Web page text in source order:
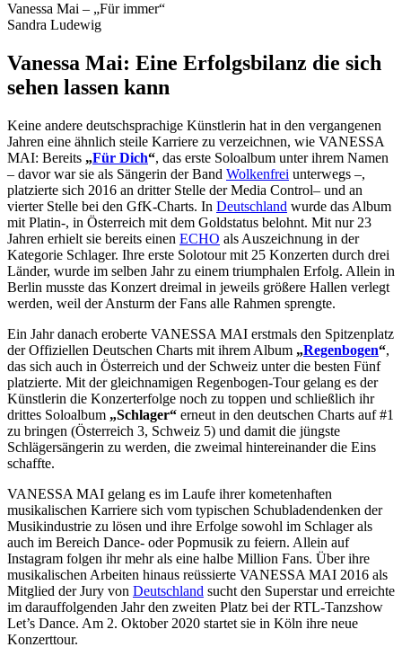
Vanessa Mai – „Für immer“
Sandra Ludewig
Vanessa Mai: Eine Erfolgsbilanz die sich
sehen lassen kann
Keine andere deutschsprachige Künstlerin hat in den vergangenen
Jahren eine ähnlich steile Karriere zu verzeichnen, wie VANESSA
MAI: Bereits „Für Dich“, das erste Soloalbum unter ihrem Namen
– davor war sie als Sängerin der Band Wolkenfrei unterwegs –,
platzierte sich 2016 an dritter Stelle der Media Control– und an
vierter Stelle bei den GfK-Charts. In Deutschland wurde das Album
mit Platin-, in Österreich mit dem Goldstatus belohnt. Mit nur 23
Jahren erhielt sie bereits einen ECHO als Auszeichnung in der
Kategorie Schlager. Ihre erste Solotour mit 25 Konzerten durch drei
Länder, wurde im selben Jahr zu einem triumphalen Erfolg. Allein in
Berlin musste das Konzert dreimal in jeweils größere Hallen verlegt
werden, weil der Ansturm der Fans alle Rahmen sprengte.
Ein Jahr danach eroberte VANESSA MAI erstmals den Spitzenplatz
der Offiziellen Deutschen Charts mit ihrem Album „Regenbogen“,
das sich auch in Österreich und der Schweiz unter die besten Fünf
platzierte. Mit der gleichnamigen Regenbogen-Tour gelang es der
Künstlerin die Konzerterfolge noch zu toppen und schließlich ihr
drittes Soloalbum „Schlager“ erneut in den deutschen Charts auf #1
zu bringen (Österreich 3, Schweiz 5) und damit die jüngste
Schlägersängerin zu werden, die zweimal hintereinander die Eins
schaffte.
VANESSA MAI gelang es im Laufe ihrer kometenhaften
musikalischen Karriere sich vom typischen Schubladendenken der
Musikindustrie zu lösen und ihre Erfolge sowohl im Schlager als
auch im Bereich Dance- oder Popmusik zu feiern. Allein auf
Instagram folgen ihr mehr als eine halbe Million Fans. Über ihre
musikalischen Arbeiten hinaus reüssierte VANESSA MAI 2016 als
Mitglied der Jury von Deutschland sucht den Superstar und erreichte
im darauffolgenden Jahr den zweiten Platz bei der RTL-Tanzshow
Let’s Dance. Am 2. Oktober 2020 startet sie in Köln ihre neue
Konzerttour.